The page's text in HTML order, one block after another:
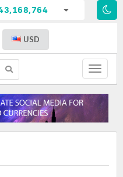
USD
Toggle